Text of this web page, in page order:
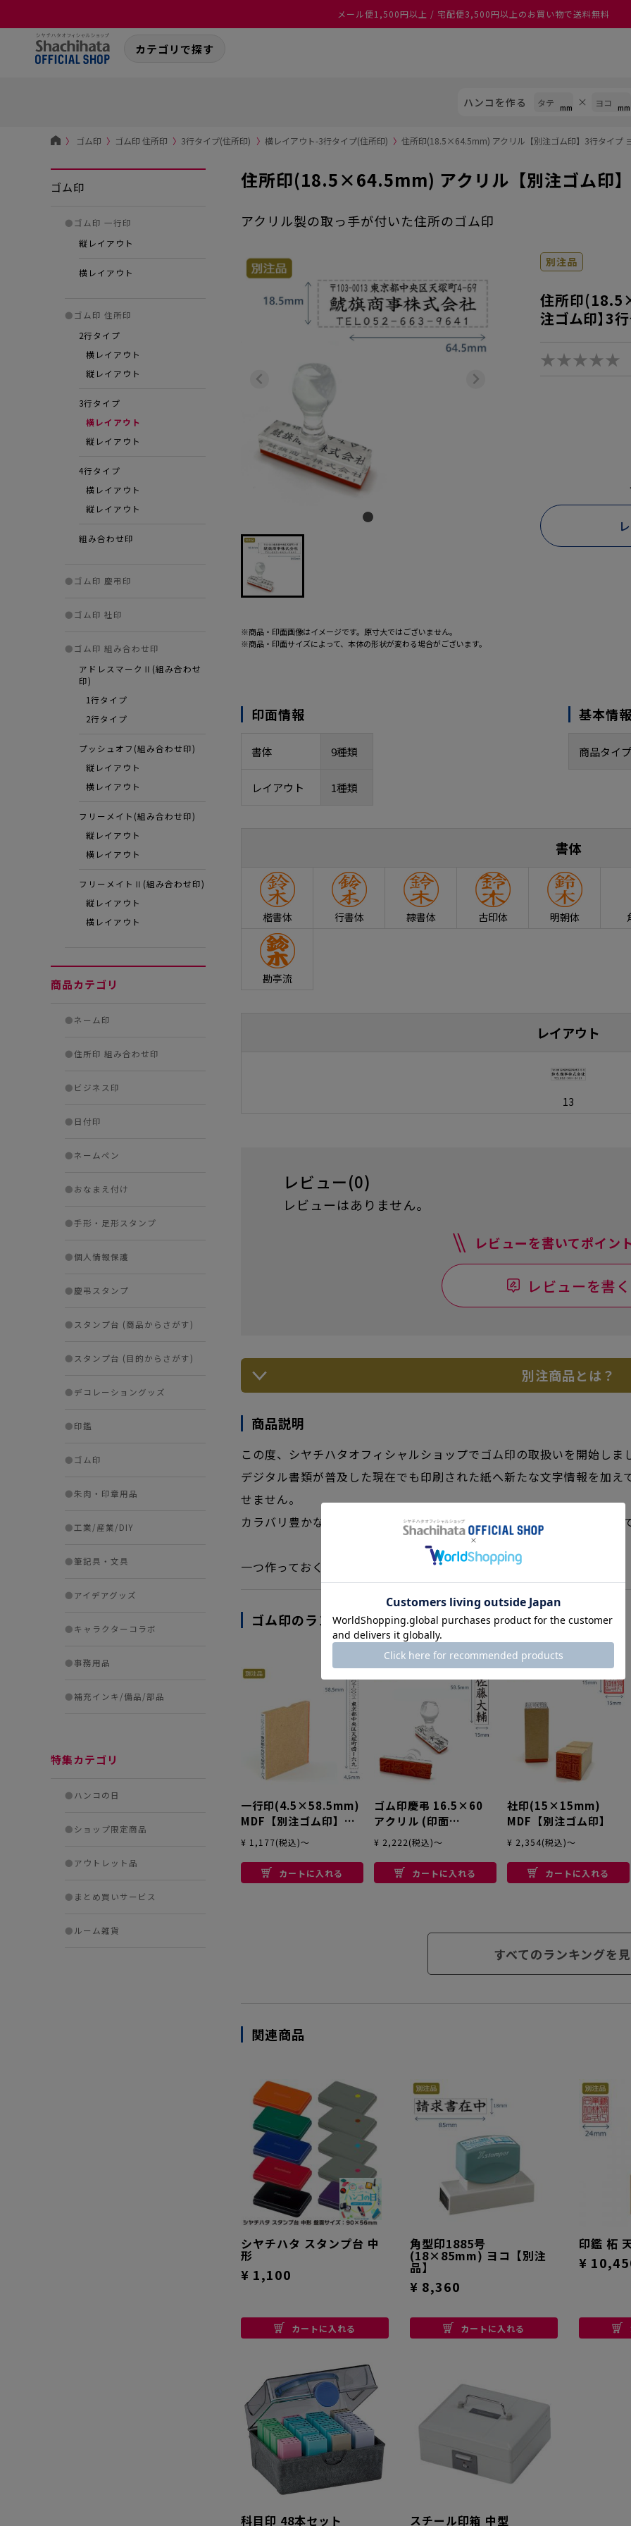
あなたに最適なスタンプをシヤチハタがレコメンド
カテゴリで探す
ハンコを作る
〉 ゴム印 〉 ゴム印 住所印 〉 3行タイプ(住所印) 〉 横レイアウト-3行タイプ(住所印) 〉 住所印(18.5×64.5mm) アクリル【別注ゴム印】3行タイプ
ゴム印
●ゴム印 一行印
縦レイアウト
横レイアウト
●ゴム印 住所印
2行タイプ
横レイアウト
縦レイアウト
3行タイプ
横レイアウト
縦レイアウト
4行タイプ
横レイアウト
縦レイアウト
組み合わせ印
●ゴム印 慶弔印
●ゴム印 社印
●ゴム印 組み合わせ印
アドレスマークⅡ(組み合わせ
印)
1行タイプ
2行タイプ
プッシュオフ(組み合わせ印)
縦レイアウト
横レイアウト
フリーメイト(組み合わせ印)
縦レイアウト
横レイアウト
フリーメイトⅡ(組み合わせ印)
縦レイアウト
横レイアウト
商品カテゴリ
●ネーム印
●住所印 組み合わせ印
● ビジネス印
● 日付印
●ネームペン
●おなまえ付け
●手形・足形スタンプ
●個人情報保護
●慶弔スタンプ
● スタンプ台 (商品からさがす)
● スタンプ台 (目的からさがす)
●デコレーショングッズ
●印鑑
●ゴム印
●朱肉・印章用品
●工業/産業/DIY
●筆記具・文具
●アイデアグッズ
●キャラクターコラボ
●事務用品
●補充インキ/備品/部品
特集カテゴリ
●ハンコの日
●ショップ限定商品
●アウトレット品
● まとめ買いサービス
● ルーム雑貨
住所印(18.5×64.5mm) アクリル【別注ゴム印
アクリル製の取っ手が付いた住所のゴム印
※商品・印面画像はイメージです。原寸大ではございません。
※商品・印面サイズによって、本体の形状が変わる場合がございます。
別注品
住所印
注ゴム印】3
★★★★★
印面情報
書体 9種類
レイアウト 1種類
基本情
商品タイ
書体
楷書体 行書体 隷書体 古印体 明朝体
勘亭流
レイアウト
13
レビュー(0)
レビューはありません。
レビューを書いてポイン
レビューを書く
別注商品とは？
商品説明
この度、シヤチハタオフィシャルショップでゴム印の取扱いを開始しま
デジタル書類が普及した現在でも印刷された紙へ新たな文字情報を加
せません。
カラバリ豊かなスタンプ台と組み合わせて書類のやり取りに彩りを加え
一つ作っておくと何かと便利な住所印です。書類の配送に大活躍。
ゴム印のランキング
1
一行印(4.5×58.5mm)
MDF【別注ゴム印】タ
テ型
¥ 1,177(税込)～
カートに入れる
2
ゴム印慶弔 16.5×60
アクリル (印面
15×58.5mm) 【別注
ゴム印】
¥ 2,222(税込)～
カートに入れる
3
社印(15×15mm)
MDF【別注ゴム印】
¥ 2,354(税込)～
カートに入れる
すべてのランキングを
関連商品
シヤチハタ スタンプ台 中
形
¥ 1,100
カートに入れる
角型印1885号
(18×85mm) ヨコ【別注
品】
¥ 8,360
カートに入れる
印鑑 柘
¥
科目印 48本セット スチール印箱 中型